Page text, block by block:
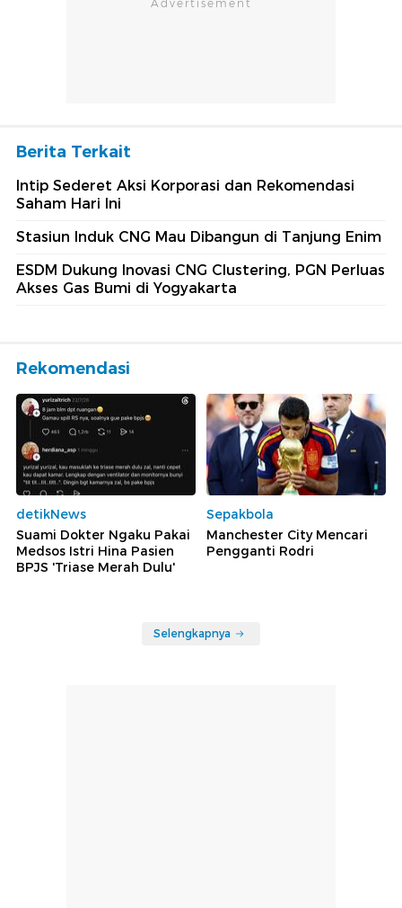
Berita Terkait
Intip Sederet Aksi Korporasi dan Rekomendasi
Saham Hari Ini
Stasiun Induk CNG Mau Dibangun di Tanjung Enim
ESDM Dukung Inovasi CNG Clustering, PGN Perluas
Akses Gas Bumi di Yogyakarta
Rekomendasi
detikNews
Suami Dokter Ngaku Pakai
Medsos Istri Hina Pasien
BPJS 'Triase Merah Dulu'
Sepakbola
Manchester City Mencari
Pengganti Rodri
Selengkapnya